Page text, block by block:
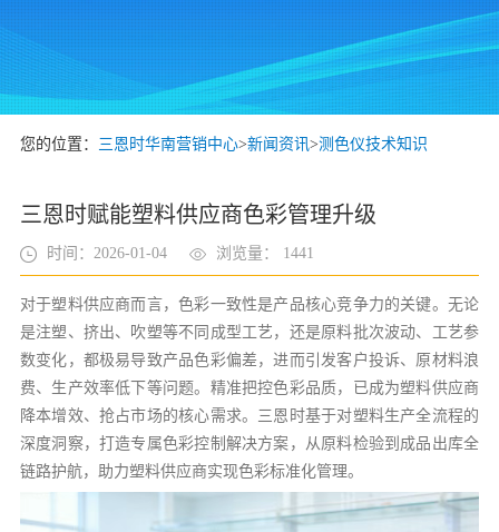
您的位置： 三恩时华南营销中心>新闻资讯>测色仪技术知识
三恩时赋能塑料供应商色彩管理升级
时间：2026-01-04 浏览量： 1441
对于塑料供应商而言，色彩一致性是产品核心竞争力的关键。无论
是注塑、挤出、吹塑等不同成型工艺，还是原料批次波动、工艺参
数变化，都极易导致产品色彩偏差，进而引发客户投诉、原材料浪
费、生产效率低下等问题。精准把控色彩品质，已成为塑料供应商
降本增效、抢占市场的核心需求。三恩时基于对塑料生产全流程的
深度洞察，打造专属色彩控制解决方案，从原料检验到成品出库全
链路护航，助力塑料供应商实现色彩标准化管理。